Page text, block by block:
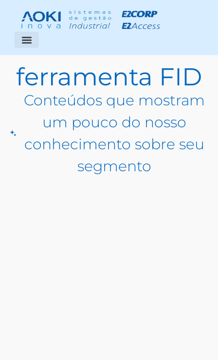
ferramenta FID
Conteúdos que mostram
um pouco do nosso
conhecimento sobre seu
segmento